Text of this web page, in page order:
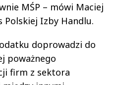
MŚP – mówi Maciej
Polskiej Izby Handlu.
doprowadzi do
poważnego
firm z sektora